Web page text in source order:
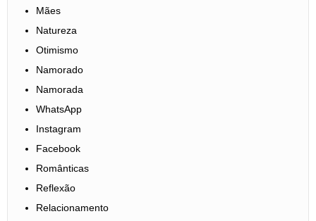
Mães
Natureza
Otimismo
Namorado
Namorada
WhatsApp
Instagram
Facebook
Românticas
Reflexão
Relacionamento